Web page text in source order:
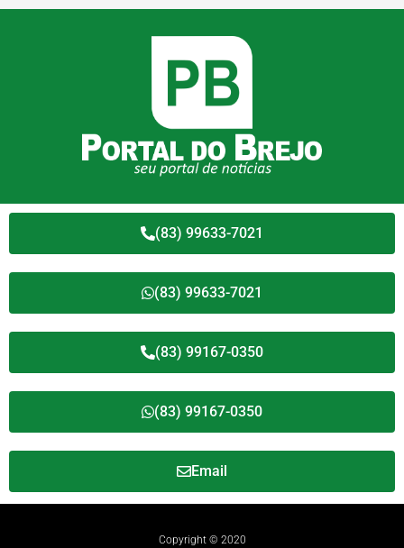
(83) 99633-7021
(83) 99633-7021
(83) 99167-0350
(83) 99167-0350
Email
Copyright © 2020